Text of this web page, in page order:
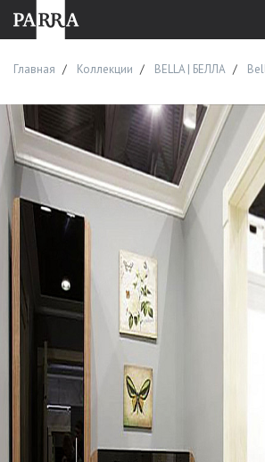
Главная Коллекции BELLA | БЕЛЛА